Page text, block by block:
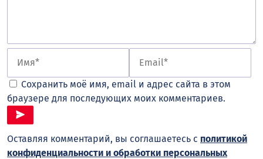
Сохранить моё имя, email и адрес сайта в этом
браузере для последующих моих комментариев.
Оставляя комментарий, вы соглашаетесь с политикой
конфиденциальности и обработки персональных